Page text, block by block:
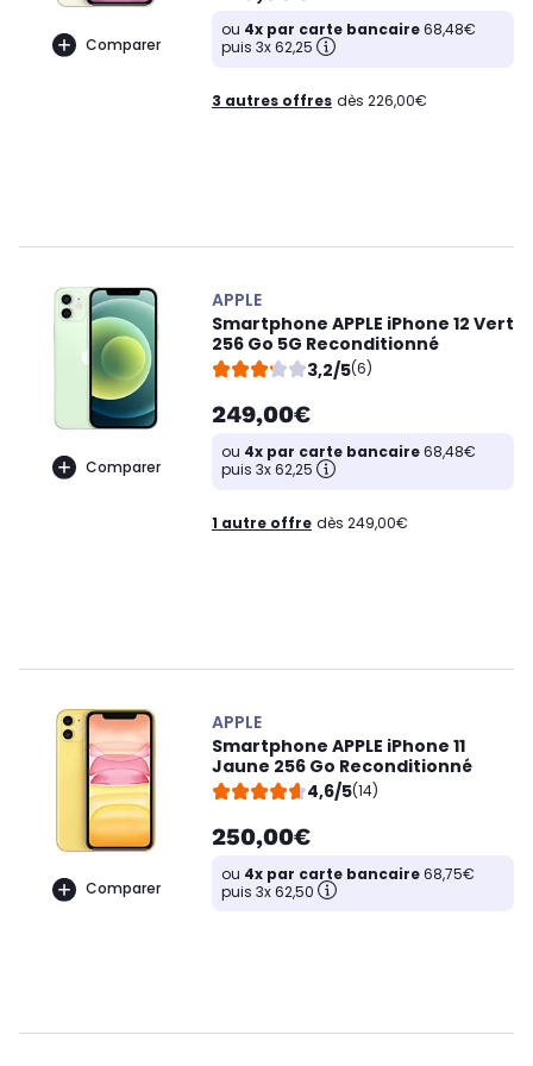
Comparer
ou 4x par carte bancaire68,48€
puis 3x 62,25
3 autres offres dès 226,00€
Comparer
APPLE
Smartphone APPLE iPhone 12 Vert
256 Go 5G Reconditionné
3,2/5(6)
249,00€
ou 4x par carte bancaire68,48€
puis 3x 62,25
1 autre offre dès 249,00€
Comparer
APPLE
Smartphone APPLE iPhone 11
Jaune 256 Go Reconditionné
4,6/5(14)
250,00€
ou 4x par carte bancaire68,75€
puis 3x 62,50